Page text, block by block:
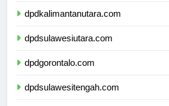
dpdkalimantanutara.com
dpdsulawesiutara.com
dpdgorontalo.com
dpdsulawesitengah.com